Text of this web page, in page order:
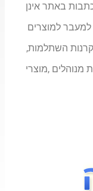
באתר אינן
למעבר למוצרים
קרנות השתלמות,
מנוהלים ,מוצרי